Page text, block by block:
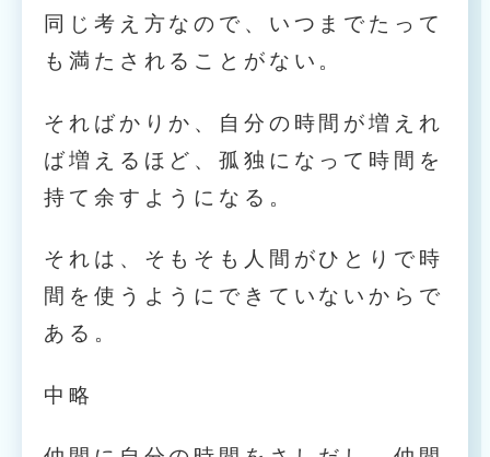
同じ考え方なので、いつまでたって
も満たされることがない。
そればかりか、自分の時間が増えれ
ば増えるほど、孤独になって時間を
持て余すようになる。
それは、そもそも人間がひとりで時
間を使うようにできていないからで
ある。
中略